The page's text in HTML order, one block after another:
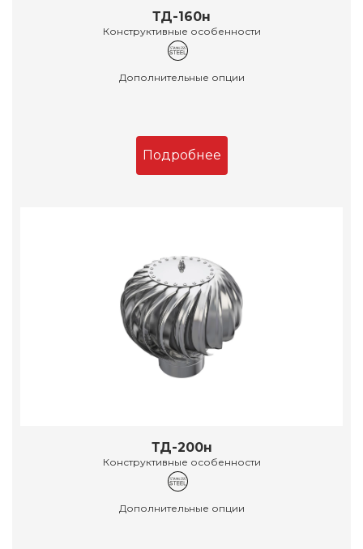
ТД-160н
Конструктивные особенности
Дополнительные опции
Подробнее
ТД-200н
Конструктивные особенности
Дополнительные опции